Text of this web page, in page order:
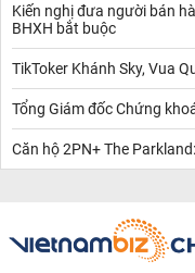
Kiến nghị đưa người bán
BHXH bắt buộc
TikToker Khánh Sky, Vua
Tổng Giám đốc Chứng
Căn hộ 2PN+ The